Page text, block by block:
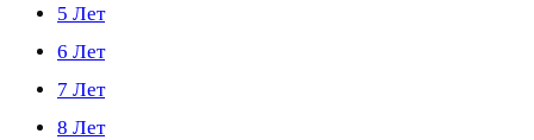
5 Лет
6 Лет
7 Лет
8 Лет